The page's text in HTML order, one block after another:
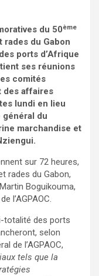
du 50ème
rades du Gabon
ports d’Afrique
ses réunions
comités
des affaires
lundi en lieu
du
marchandise et
sur 72 heures,
rades du Gabon,
Boguikouma,
l’AGPAOC.
totalité des ports
selon
de l’AGPAOC,
tels que la